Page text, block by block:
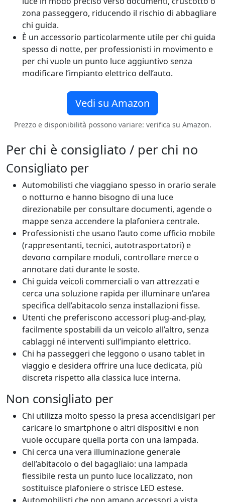
zona passeggero, riducendo il rischio di abbagliare
chi guida.
È un accessorio particolarmente utile per chi guida
spesso di notte, per professionisti in movimento e
per chi vuole un punto luce aggiuntivo senza
modificare l’impianto elettrico dell’auto.
Vedi su Amazon
Prezzo e disponibilità possono variare: verifica su Amazon.
Per chi è consigliato / per chi no
Consigliato per
Automobilisti che viaggiano spesso in orario serale
o notturno e hanno bisogno di una luce
direzionabile per consultare documenti, agende o
mappe senza accendere la plafoniera centrale.
Professionisti che usano l’auto come ufficio mobile
(rappresentanti, tecnici, autotrasportatori) e
devono compilare moduli, controllare merce o
annotare dati durante le soste.
Chi guida veicoli commerciali o van attrezzati e
cerca una soluzione rapida per illuminare un’area
specifica dell’abitacolo senza installazioni fisse.
Utenti che preferiscono accessori plug-and-play,
facilmente spostabili da un veicolo all’altro, senza
cablaggi né interventi sull’impianto elettrico.
Chi ha passeggeri che leggono o usano tablet in
viaggio e desidera offrire una luce dedicata, più
discreta rispetto alla classica luce interna.
Non consigliato per
Chi utilizza molto spesso la presa accendisigari per
caricare lo smartphone o altri dispositivi e non
vuole occupare quella porta con una lampada.
Chi cerca una vera illuminazione generale
dell’abitacolo o del bagagliaio: una lampada
flessibile resta un punto luce localizzato, non
sostituisce plafoniere o strisce LED estese.